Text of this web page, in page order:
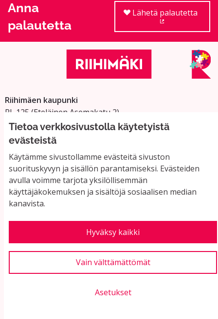
Tietoa verkkosivustolla käytetyistä
evästeistä
Käytämme sivustollamme evästeitä sivuston
suorituskyvyn ja sisällön parantamiseksi. Evästeiden
avulla voimme tarjota yksilöllisemmän
käyttäjäkokemuksen ja sisältöjä sosiaalisen median
kanavista.
Hyväksy kaikki
Vain välttämättömät
Asetukset
Anna
palautetta
Lähetä palautetta
Riihimäen kaupunki
PL 125 (Eteläinen Asemakatu 2)
11101 Riihimäki
Vaihde: 019 758 4000
Sähköpostiosoitteet:
etunimi.sukunimi@riihimaki.fi
Yhteystiedot ja usein kysyttyä
Käyttöehdot
Evästeasetukset
Verkkosivusto luotuvapaan ohjelmiston